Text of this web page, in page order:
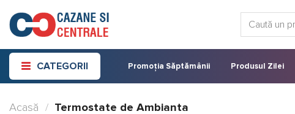
content
CATEGORII Promoția Săptămânii Produsul Zilei
Acasă / Termostate de Ambianta